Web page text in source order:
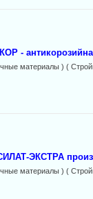
-
материалы ) (
ЭКСТРА
материалы ) (